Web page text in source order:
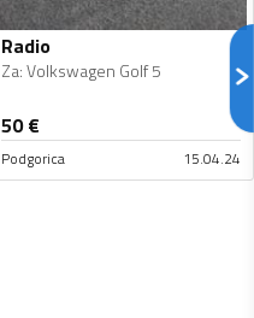
Radio
Za:Volkswagen Golf 5
50€
Podgorica 15.04.24